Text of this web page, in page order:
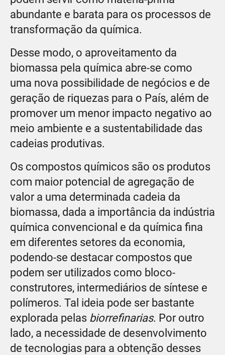
abundante e barata para os processos de
transformação da química.
Desse modo, o aproveitamento da
biomassa pela química abre-se como
uma nova possibilidade de negócios e de
geração de riquezas para o País, além de
promover um menor impacto negativo ao
meio ambiente e a sustentabilidade das
cadeias produtivas.
Os compostos químicos são os produtos
com maior potencial de agregação de
valor a uma determinada cadeia da
biomassa, dada a importância da indústria
química convencional e da química fina
em diferentes setores da economia,
podendo-se destacar compostos que
podem ser utilizados como bloco-
construtores, intermediários de síntese e
polímeros. Tal ideia pode ser bastante
explorada pelas biorrefinarias. Por outro
lado, a necessidade de desenvolvimento
de tecnologias para a obtenção desses